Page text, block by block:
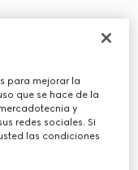
para mejorar la
que se hace de la
y
redes sociales. Si
las condiciones